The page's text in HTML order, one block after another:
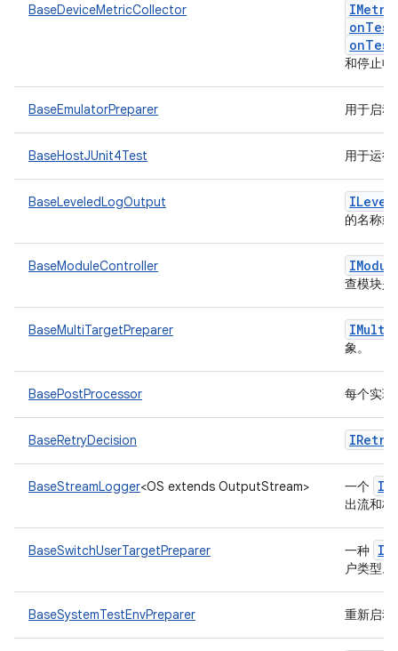
BaseDeviceMetricCollector
和停止
BaseEmulatorPreparer 用于启
BaseHostJUnit4Test 用于运
BaseLeveledLogOutput
的名称
BaseModuleController
查模块
BaseMultiTargetPreparer IMulti
象。
BasePostProcessor 每个实
BaseRetryDecision IRetry
BaseStreamLogger<OS extends OutputStream> 一个
出流和
BaseSwitchUserTargetPreparer 一种
户类型。
BaseSystemTestEnvPreparer 重新启